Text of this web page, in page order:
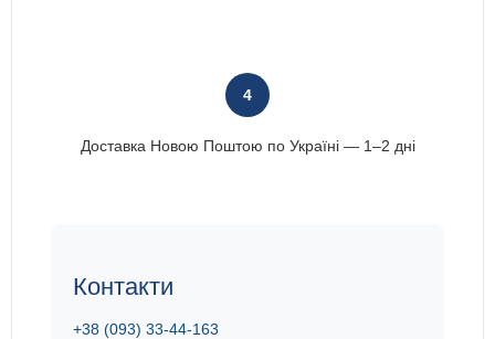
4
Доставка Новою Поштою по Україні — 1–2 дні
Контакти
+38 (093) 33-44-163